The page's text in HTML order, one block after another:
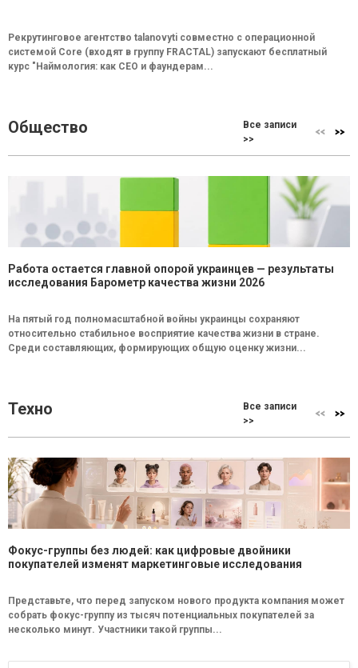
Рекрутинговое агентство talanovyti совместно с операционной
системой Core (входят в группу FRACTAL) запускают бесплатный
курс "Наймология: как СEO и фаундерам...
Общество
Все записи
>>
Работа остается главной опорой украинцев — результаты
исследования Барометр качества жизни 2026
На пятый год полномасштабной войны украинцы сохраняют
относительно стабильное восприятие качества жизни в стране.
Среди составляющих, формирующих общую оценку жизни...
Техно
Все записи
>>
Фокус-группы без людей: как цифровые двойники
покупателей изменят маркетинговые исследования
Представьте, что перед запуском нового продукта компания может
собрать фокус-группу из тысяч потенциальных покупателей за
несколько минут. Участники такой группы...